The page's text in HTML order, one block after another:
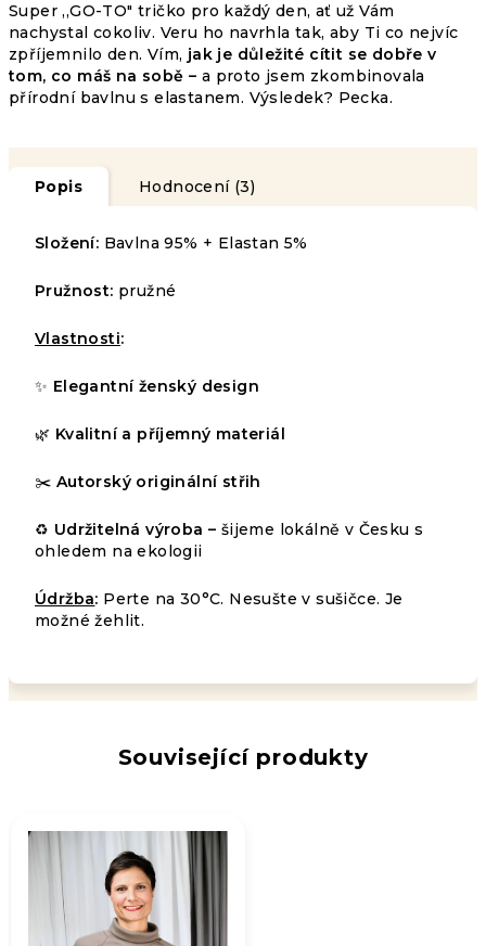
Super ,,GO-TO" tričko pro každý den, ať už Vám
nachystal cokoliv. Veru ho navrhla tak, aby Ti co nejvíc
zpříjemnilo den. Vím, jak je důležité cítit se dobře v
tom, co máš na sobě – a proto jsem zkombinovala
přírodní bavlnu s elastanem. Výsledek? Pecka.
Průměrné
produktu
hvězdiček.
Podrobnosti
hodnocení
Nejprodávanější
Popis Hodnocení (3)
Složení: Bavlna 95% + Elastan 5%
Pružnost: pružné
Vlastnosti:
✨ Elegantní ženský design
🌿 Kvalitní a příjemný materiál
✂️ Autorský originální střih
♻️ Udržitelná výroba – šijeme lokálně v Česku s
ohledem na ekologii
Údržba: Perte na 30°C. Nesušte v sušičce. Je
možné žehlit.
Související produkty